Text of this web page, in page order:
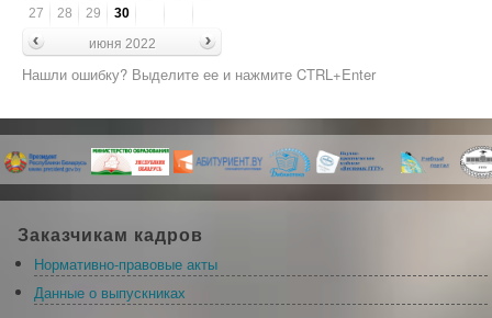
27
28 29
30
июня 2022
Нашли ошибку? Выделите ее и нажмите CTRL+Enter
Заказчикам кадров
Нормативно-правовые акты
Данные о выпускниках